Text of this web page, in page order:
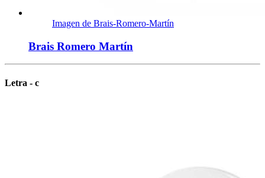
Imagen de Brais-Romero-Martín
Brais Romero Martín
Letra - c